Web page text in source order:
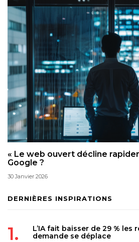
« Le web ouvert décline
Google ?
30 Janvier 2026
DERNIÈRES INSPIRATIONS
L’IA fait baisser de 29 % les
demande se déplace